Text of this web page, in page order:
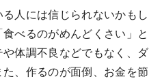
人には信じられないかもし
べるのがめんどくさい」と
体調不良などでもなく、ダ
、作るのが面倒、お金を節